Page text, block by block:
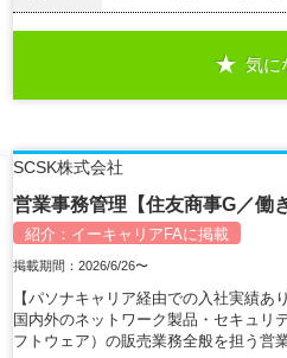
気に
SCSK株式会社
営業事務管理【住友商事G／働
紹介： イーキャリアFAに掲載
掲載期間：2026/6/26〜
【パソナキャリア経由での入社実績あり
国内外のネットワーク製品・セキュリ
フトウェア）の販売業務全般を担う営